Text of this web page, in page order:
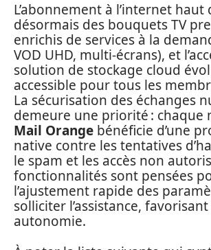
L’abonnement à l’internet
désormais des bouquets TV
enrichis de services à la
VOD UHD, multi-écrans), et
solution de stockage cloud
accessible pour tous les
La sécurisation des échanges
demeure une priorité : chaque
Mail Orange bénéficie d’une
native contre les tentatives
le spam et les accès non
fonctionnalités sont pensées
l’ajustement rapide des
solliciter l’assistance,
autonomie.